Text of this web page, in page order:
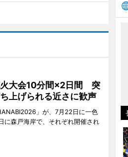
大会10分間×2日間 突
上げられる近さに歓声
」が、7月22日に一色
に森戸海岸で、それぞれ開催され